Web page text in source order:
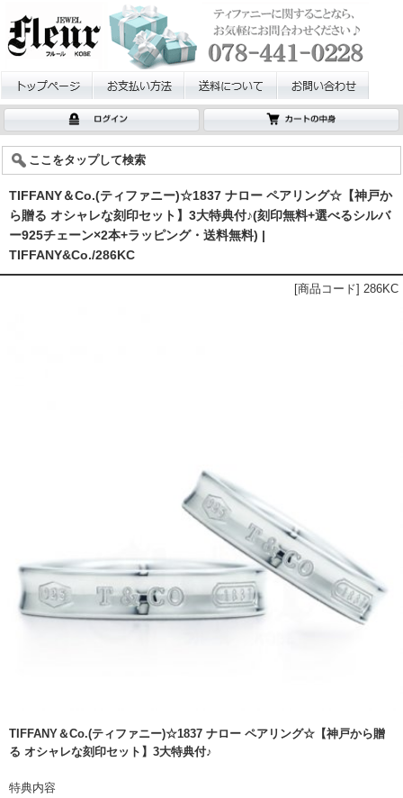
ここをタップして検索
TIFFANY＆Co.(ティファニー)☆1837 ナロー ペアリング☆【神戸か
ら贈る オシャレな刻印セット】3大特典付♪(刻印無料+選べるシルバ
ー925チェーン×2本+ラッピング・送料無料) |
TIFFANY&Co./286KC
[商品コード] 286KC
TIFFANY＆Co.(ティファニー)☆1837 ナロー ペアリング☆【神戸から贈
る オシャレな刻印セット】3大特典付♪
特典内容